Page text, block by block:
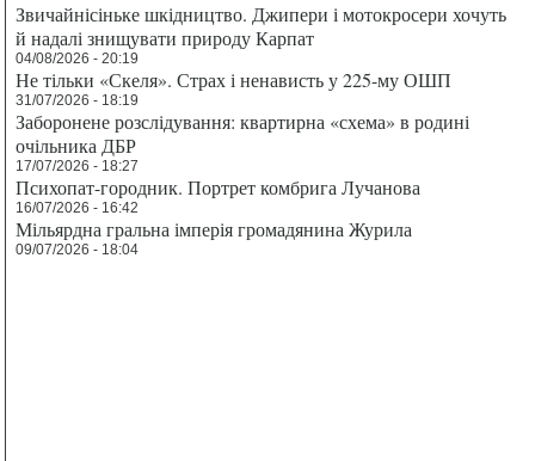
Звичайнісіньке шкідництво. Джипери і мотокросери хочуть
й надалі знищувати природу Карпат
04/08/2026 - 20:19
Не тільки «Скеля». Страх і ненависть у 225-му ОШП
31/07/2026 - 18:19
Заборонене розслідування: квартирна «схема» в родині
очільника ДБР
17/07/2026 - 18:27
Психопат-городник. Портрет комбрига Лучанова
16/07/2026 - 16:42
Мільярдна гральна імперія громадянина Журила
09/07/2026 - 18:04